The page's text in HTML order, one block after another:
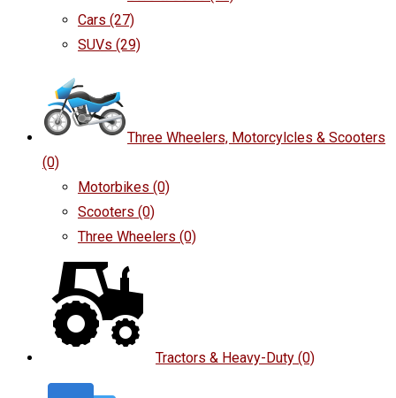
Cars (27)
SUVs (29)
Three Wheelers, Motorcylcles & Scooters
(0)
Motorbikes (0)
Scooters (0)
Three Wheelers (0)
Tractors & Heavy-Duty (0)